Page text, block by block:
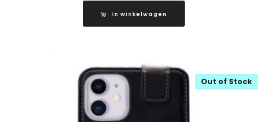
In winkelwagen
Out of Stock